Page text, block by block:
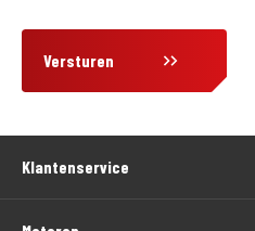
Versturen
Klantenservice